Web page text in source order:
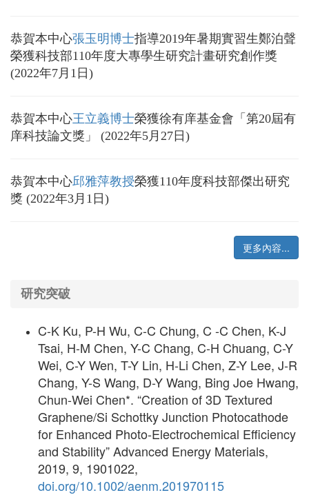
恭賀本中心張玉明博士指導2019年暑期實習生鄭泊聲
榮獲科技部110年度大專學生研究計畫研究創作獎
(2022年7月1日)
恭賀本中心王立義博士榮獲徐有庠基金會「第20屆有
庠科技論文獎」 (2022年5月27日)
恭賀本中心邱雅萍教授榮獲110年度科技部傑出研究
獎 (2022年3月1日)
更多內容...
研究突破
C-K Ku, P-H Wu, C-C Chung, C -C Chen, K-J
Tsai, H-M Chen, Y-C Chang, C-H Chuang, C-Y
Wei, C-Y Wen, T-Y Lin, H-Li Chen, Z-Y Lee, J-R
Chang, Y-S Wang, D-Y Wang, Bing Joe Hwang,
Chun-Wei Chen*. “Creation of 3D Textured
Graphene/Si Schottky Junction Photocathode
for Enhanced Photo‐Electrochemical Efficiency
and Stability” Advanced Energy Materials,
2019, 9, 1901022,
doi.org/10.1002/aenm.201970115